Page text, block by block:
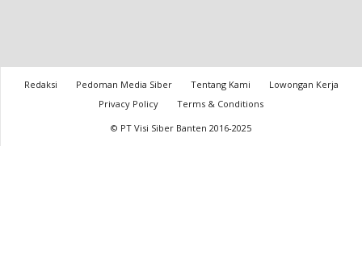
Redaksi Pedoman Media Siber Tentang Kami
Lowongan Kerja
Privacy Policy
Terms & Conditions
© PT Visi Siber Banten 2016-2025